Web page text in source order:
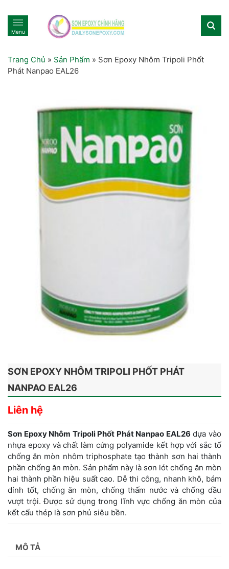
Menu
Trang Chủ » Sản Phẩm » Sơn Epoxy Nhôm Tripoli Phốt
Phát Nanpao EAL26
SƠN EPOXY NHÔM TRIPOLI PHỐT PHÁT
NANPAO EAL26
Liên hệ
Sơn Epoxy Nhôm Tripoli Phốt Phát Nanpao EAL26 dựa vào
nhựa epoxy và chất làm cứng polyamide kết hợp với sắc tố
chống ăn mòn nhôm triphosphate tạo thành sơn hai thành
phần chống ăn mòn. Sản phẩm này là sơn lót chống ăn mòn
hai thành phần hiệu suất cao. Dễ thi công, nhanh khô, bám
dính tốt, chống ăn mòn, chống thấm nước và chống dầu
vượt trội. Được sử dụng trong lĩnh vực chống ăn mòn của
kết cấu thép là sơn phủ siêu bền.
MÔ TẢ